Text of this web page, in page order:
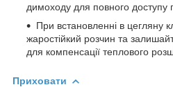
димоходу для повного доступу
При встановленні в цегляну
жаростійкий розчин та
для компенсації теплового
Приховати